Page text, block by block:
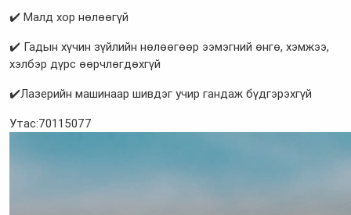
✔️ Малд хор нөлөөгүй
✔️ Гадын хүчин зүйлийн нөлөөгөөр ээмэгний өнгө, хэмжээ,
хэлбэр дүрс өөрчлөгдөхгүй
✔️Лазерийн машинаар шивдэг учир гандаж бүдгэрэхгүй
Утас:70115077